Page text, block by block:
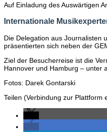
Auf Einladung des Auswärtigen
Internationale
Die Delegation aus Journalisten
präsentierten sich neben der
Ziel der Besucherreise ist die
Hannover und Hamburg – unter
Fotos: Darek Gontarski
Teilen (Verbindung zur Plattform